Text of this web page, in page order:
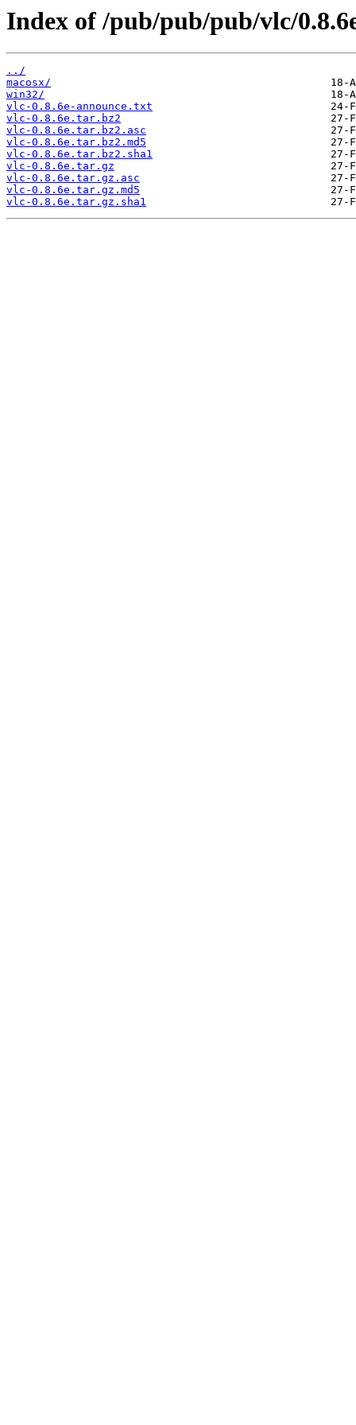
Index of /pub/pub/pub/vlc/
../
macosx/
win32/
vlc-0.8.6e-announce.txt
vlc-0.8.6e.tar.bz2
vlc-0.8.6e.tar.bz2.asc
vlc-0.8.6e.tar.bz2.md5
vlc-0.8.6e.tar.bz2.sha1
vlc-0.8.6e.tar.gz
vlc-0.8.6e.tar.gz.asc
vlc-0.8.6e.tar.gz.md5
vlc-0.8.6e.tar.gz.sha1